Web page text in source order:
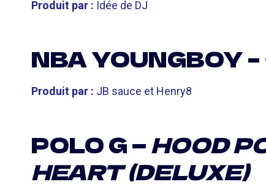
Produit par : Idée de DJ
NBA YOUNGBOY
Produit par : JB sauce et Henry8
POLO G —HOOD
HEART (DELUXE)